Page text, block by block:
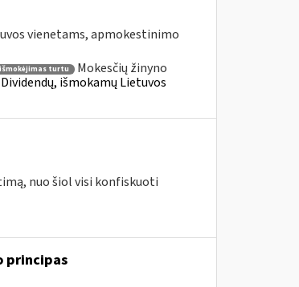
vienetams, apmokestinimo
turtu
Mokesčių žinyno
išmokamų Lietuvos
nuo šiol visi konfiskuoti
principas